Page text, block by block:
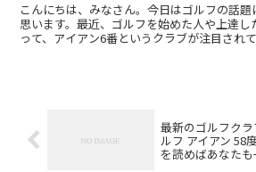
こんにちは、みなさん。今日はゴルフの話
思います。最近、ゴルフを始めた人や上達
って、アイアン6番というクラブが注目され
最新のゴルフク
ルフ アイアン 58
を読めばあなた